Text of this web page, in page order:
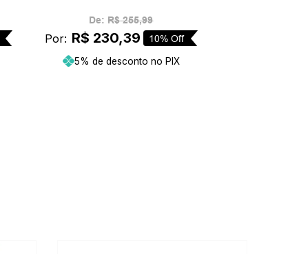
De: R$ 255,99
Por: R$ 230,39 10% Off
5% de desconto no PIX